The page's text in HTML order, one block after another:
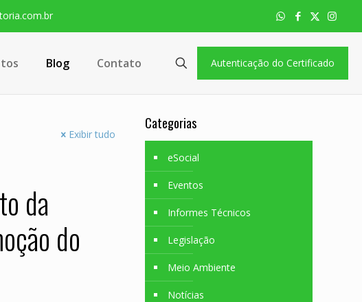
Blog Contato Autenticação do Certificado
Exibir tudo
da
do
Categorias
eSocial
Eventos
Informes Técnicos
Legislação
Meio Ambiente
Notícias